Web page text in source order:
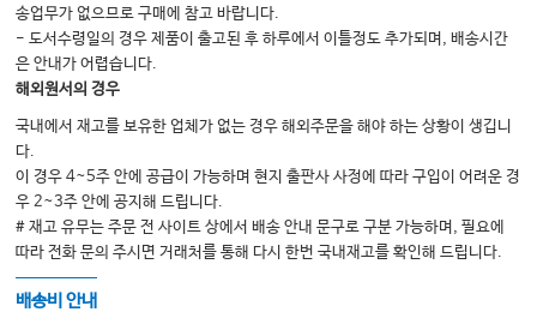
중둔근 & 소둔근
이상근
CHAPTER 05 하지부
대퇴근막장근
대퇴사두근
햄스트링근육
슬와근
송업무가 없으므로 구매에 참고 바랍니다.
- 도서수령일의 경우 제품이 출고된 후 하루에서 이틀정도 추가되며, 배송시간
은 안내가 어렵습니다.
해외원서의 경우
국내에서 재고를 보유한 업체가 없는 경우 해외주문을 해야 하는 상황이 생깁니
다.
이 경우 4~5주 안에 공급이 가능하며 현지 출판사 사정에 따라 구입이 어려운 경
우 2~3주 안에 공지해 드립니다.
# 재고 유무는 주문 전 사이트 상에서 배송 안내 문구로 구분 가능하며, 필요에
따라 전화 문의 주시면 거래처를 통해 다시 한번 국내재고를 확인해 드립니다.
배송비 안내